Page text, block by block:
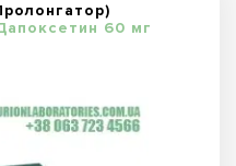
60 мг